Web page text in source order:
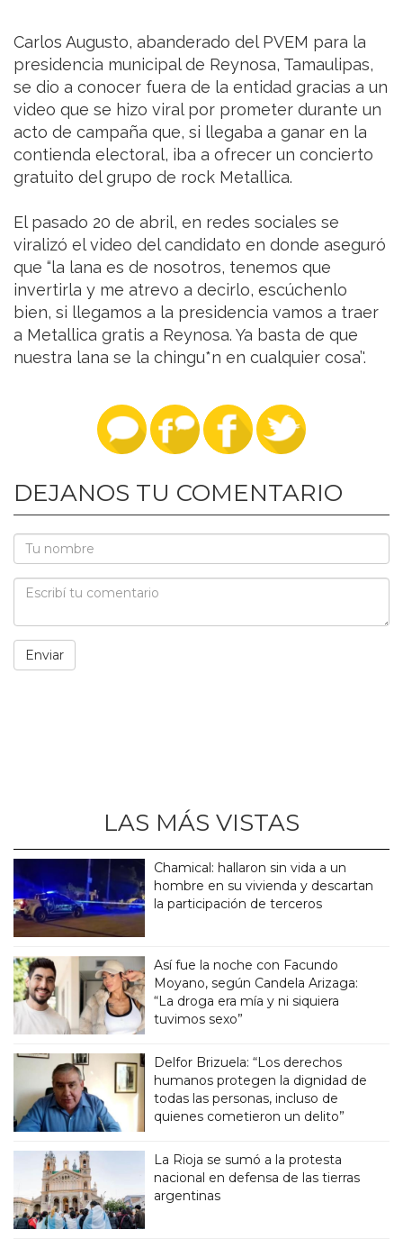
Carlos Augusto, abanderado del PVEM para la
presidencia municipal de Reynosa, Tamaulipas,
se dio a conocer fuera de la entidad gracias a un
video que se hizo viral por prometer durante un
acto de campaña que, si llegaba a ganar en la
contienda electoral, iba a ofrecer un concierto
gratuito del grupo de rock Metallica.
El pasado 20 de abril, en redes sociales se
viralizó el video del candidato en donde aseguró
que “la lana es de nosotros, tenemos que
invertirla y me atrevo a decirlo, escúchenlo
bien, si llegamos a la presidencia vamos a traer
a Metallica gratis a Reynosa. Ya basta de que
nuestra lana se la chingu*n en cualquier cosa’'.
DEJANOS TU COMENTARIO
LAS MÁS VISTAS
Chamical: hallaron sin vida a un
hombre en su vivienda y descartan
la participación de terceros
Así fue la noche con Facundo
Moyano, según Candela Arizaga:
“La droga era mía y ni siquiera
tuvimos sexo”
Delfor Brizuela: “Los derechos
humanos protegen la dignidad de
todas las personas, incluso de
quienes cometieron un delito”
La Rioja se sumó a la protesta
nacional en defensa de las tierras
argentinas